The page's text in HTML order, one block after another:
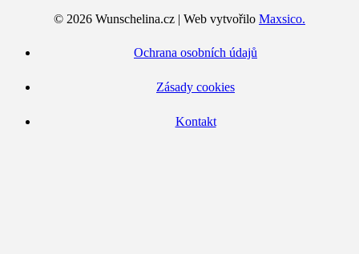
© 2026 Wunschelina.cz | Web vytvořilo Maxsico.
Ochrana osobních údajů
Zásady cookies
Kontakt